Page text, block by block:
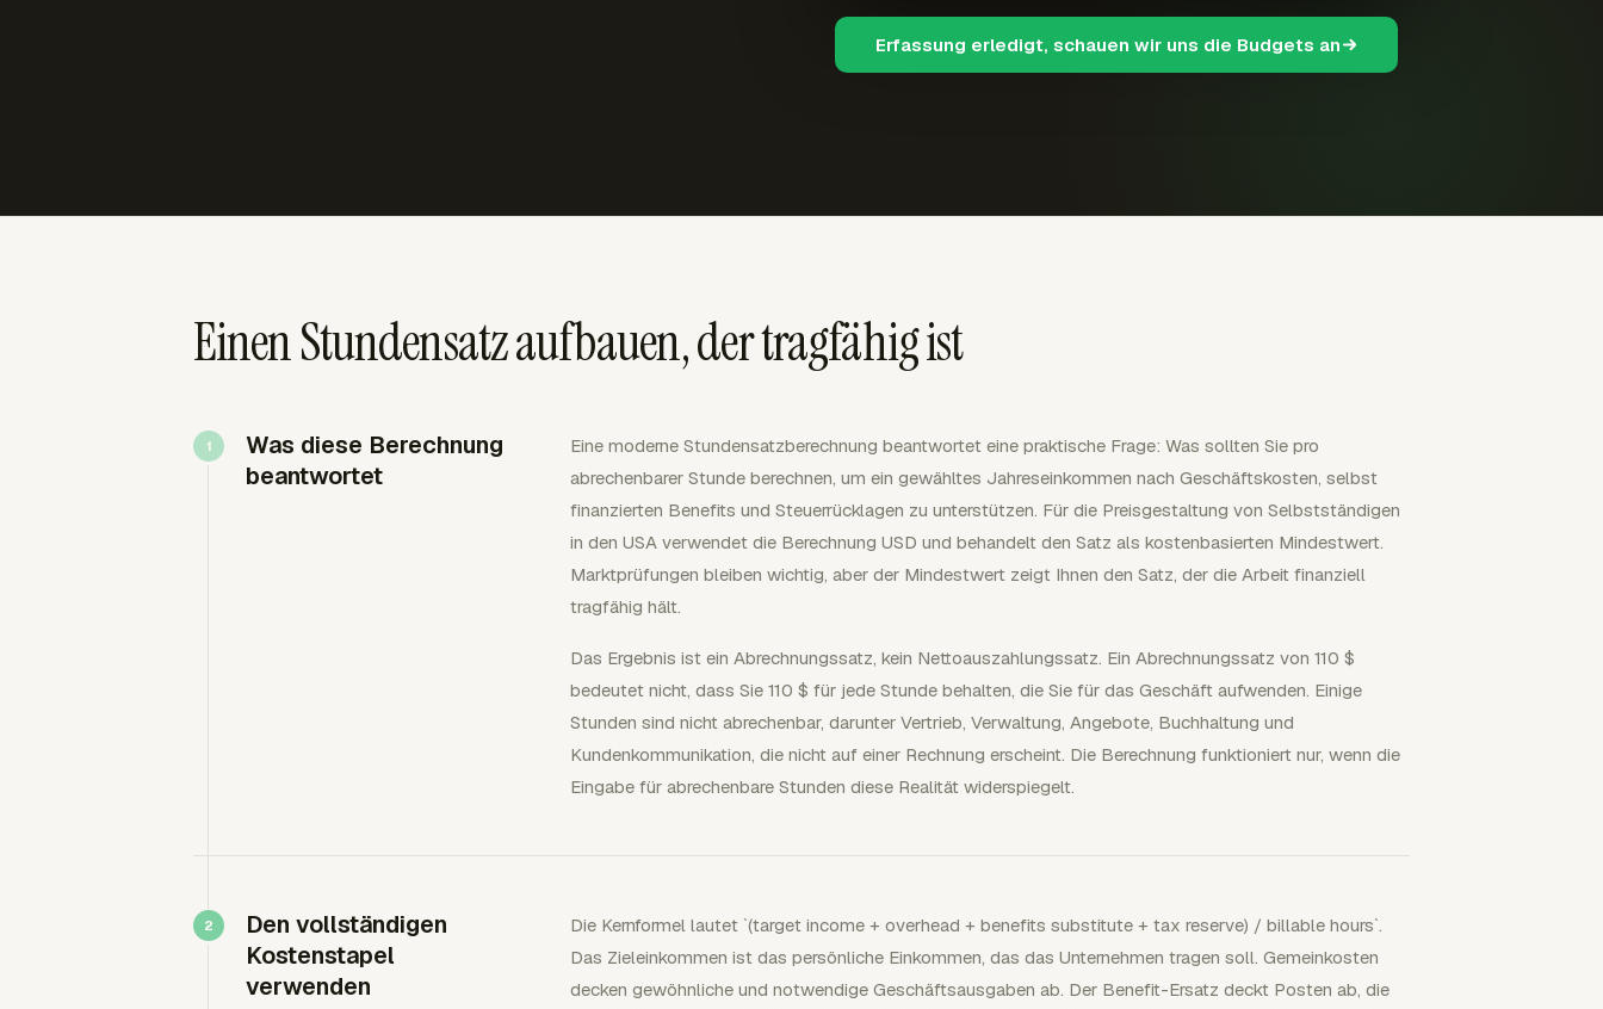
Erfassung erledigt, schauen wir uns die Budgets an
Einen Stundensatz aufbauen, der tragfähig ist
Was diese Berechnung
beantwortet
Eine moderne Stundensatzberechnung beantwortet eine praktische Frage: Was sollten Sie pro
abrechenbarer Stunde berechnen, um ein gewähltes Jahreseinkommen nach Geschäftskosten, selbst
finanzierten Benefits und Steuerrücklagen zu unterstützen. Für die Preisgestaltung von Selbstständigen
in den USA verwendet die Berechnung USD und behandelt den Satz als kostenbasierten Mindestwert.
Marktprüfungen bleiben wichtig, aber der Mindestwert zeigt Ihnen den Satz, der die Arbeit finanziell
tragfähig hält.
Das Ergebnis ist ein Abrechnungssatz, kein Nettoauszahlungssatz. Ein Abrechnungssatz von 110 $
bedeutet nicht, dass Sie 110 $ für jede Stunde behalten, die Sie für das Geschäft aufwenden. Einige
Stunden sind nicht abrechenbar, darunter Vertrieb, Verwaltung, Angebote, Buchhaltung und
Kundenkommunikation, die nicht auf einer Rechnung erscheint. Die Berechnung funktioniert nur, wenn die
Eingabe für abrechenbare Stunden diese Realität widerspiegelt.
Den vollständigen
Kostenstapel
verwenden
Die Kernformel lautet `(target income + overhead + benefits substitute + tax reserve) / billable hours`.
Das Zieleinkommen ist das persönliche Einkommen, das das Unternehmen tragen soll. Gemeinkosten
decken gewöhnliche und notwendige Geschäftsausgaben ab. Der Benefit-Ersatz deckt Posten ab, die